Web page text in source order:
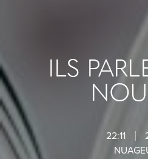
ILS
22:11